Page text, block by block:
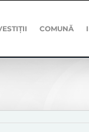
COMUNĂ